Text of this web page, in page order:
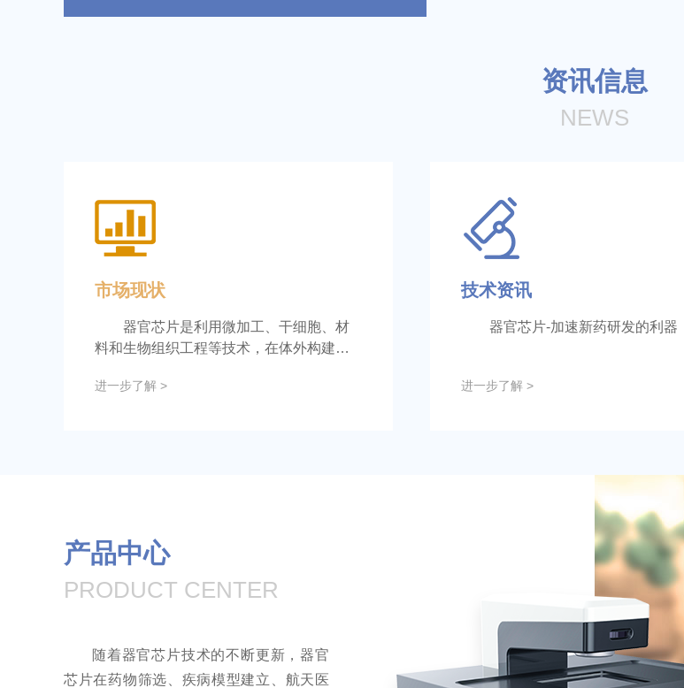
资讯信息
NEWS
市场现状
器官芯片是利用微加工、干细胞、材
料和生物组织工程等技术，在体外构建的
进一步了解 >
技术资讯
器官芯片-加速新药研发的利器
进一步了解 >
产品中心
PRODUCT CENTER
随着器官芯片技术的不断更新，器官
芯片在药物筛选、疾病模型建立、航天医